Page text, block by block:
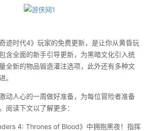
时代4》玩家的免费更新，是让你从黄昏玩
含全面的新手引导更新，为黑暗文化引入统
全新的物品锻造灌注选项，此外还有多种文
。
人心的一周做好准备，为每位冒险者准备
阅读下文以了解更多：
4: Thrones of Blood》中拥抱黑夜！指挥